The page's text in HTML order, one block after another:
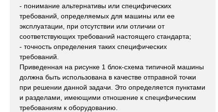
- понимание альтернативы или специфических
требований, определяемых для машины или ее
эксплуатации, при отсутствии или отличии от
соответствующих требований настоящего стандарта;
- точность определения таких специфических
требований.
Приведенная на рисунке 1 блок-схема типичной машины
должна быть использована в качестве отправной точки
при решении данной задачи. Это определяется пунктами
и разделами, имеющими отношение к специфическим
требованиям к оборудованию.